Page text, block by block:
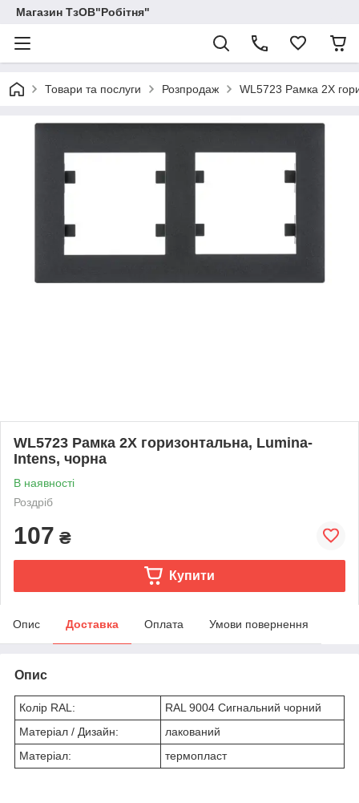
Магазин ТзОВ"Робітня"
Товари та послуги Розпродаж WL5723 Рамка 2X
WL5723 Рамка 2X горизонтальна, Lumina-
Intens, чорна
В наявності
Роздріб
107 ₴
Купити
Опис Доставка Оплата Умови повернення
Опис
Колір RAL:
RAL 9004 Сигнальний чорний
Матеріал / Дизайн:
лакований
Матеріал:
термопласт